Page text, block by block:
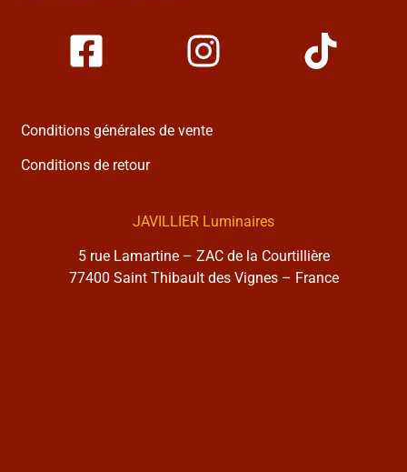
Conditions générales de vente
Conditions de retour
JAVILLIER Luminaires
5 rue Lamartine – ZAC de la Courtillière
77400 Saint Thibault des Vignes – France